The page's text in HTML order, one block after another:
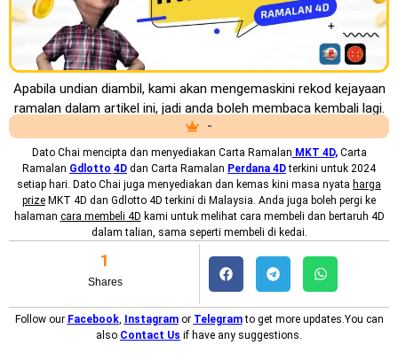
Apabila undian diambil, kami akan mengemaskini rekod kejayaan
ramalan dalam artikel ini, jadi anda boleh membaca kembali lagi.
-
Dato Chai mencipta dan menyediakan Carta Ramalan MKT 4D,Carta
Ramalan Gdlotto 4D dan Carta Ramalan Perdana 4D terkini untuk 2024
setiap hari. Dato Chai juga menyediakan dan kemas kini masa nyata harga
prize MKT 4D dan Gdlotto 4D terkini di Malaysia. Anda juga boleh pergi ke
halaman cara membeli 4D kami untuk melihat cara membeli dan bertaruh 4D
dalam talian, sama seperti membeli di kedai.
Shares
1
Follow our Facebook, Instagramor Telegramto get more updates.You can
also Contact Us if have any suggestions.